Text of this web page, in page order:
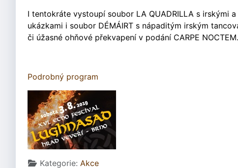
I tentokráte vystoupí soubor LA QUADRILLA s irskými
ukázkami i soubor DÉMÁIRT s nápaditým irským
či úžasné ohňové překvapení v podání CARPE NOCTEM.
Podrobný program
Základní údaje
Kategorie: Akce